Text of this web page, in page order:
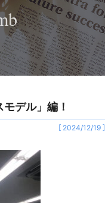
デル」編！
[ 2024/12/19 ]